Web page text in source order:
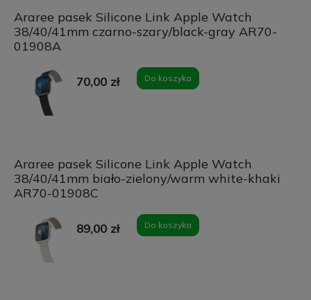
Araree pasek Silicone Link Apple Watch
38/40/41mm czarno-szary/black-gray AR70-
01908A
70,00 zł Do koszyka
Araree pasek Silicone Link Apple Watch
38/40/41mm biało-zielony/warm white-khaki
AR70-01908C
89,00 zł Do koszyka